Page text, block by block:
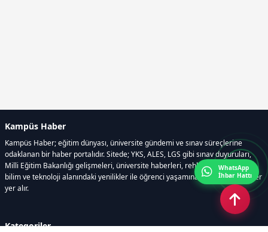
Kampüs Haber
Kampüs Haber; eğitim dünyası, üniversite gündemi ve sınav süreçlerine
odaklanan bir haber portalıdır. Sitede; YKS, ALES, LGS gibi sınav duyuruları,
Milli Eğitim Bakanlığı gelişmeleri, üniversite haberleri, rehberlik içerikleri,
bilim ve teknoloji alanındaki yenilikler ile öğrenci yaşamına dair güncel bilgiler
yer alır.
Kategoriler
WhatsApp
İhbar Hattı